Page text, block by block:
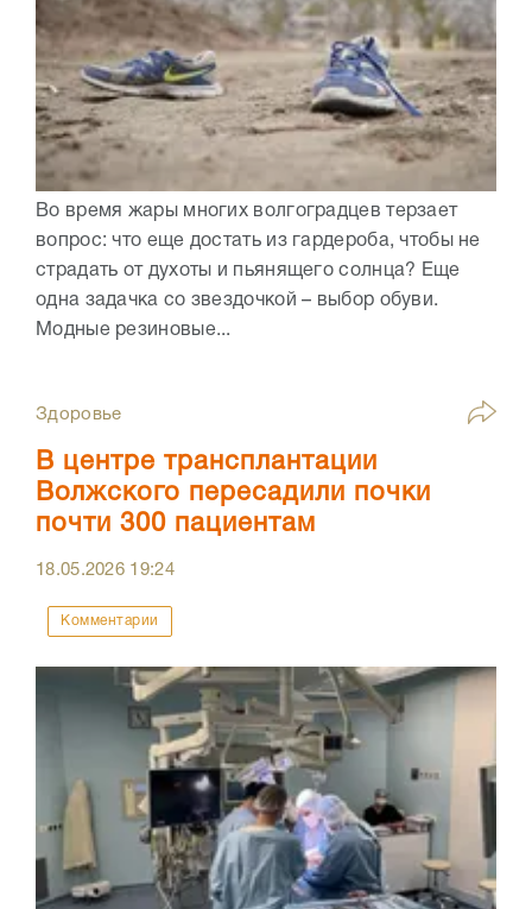
Во время жары многих волгоградцев терзает
вопрос: что еще достать из гардероба, чтобы не
страдать от духоты и пьянящего солнца? Еще
одна задачка со звездочкой – выбор обуви.
Модные резиновые...
Здоровье
В центре трансплантации
Волжского пересадили почки
почти 300 пациентам
18.05.2026 19:24
Комментарии